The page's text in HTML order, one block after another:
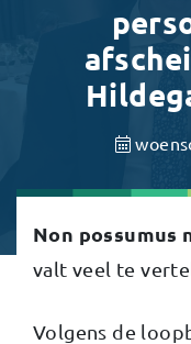
Non possumus
valt veel te
Volgens de